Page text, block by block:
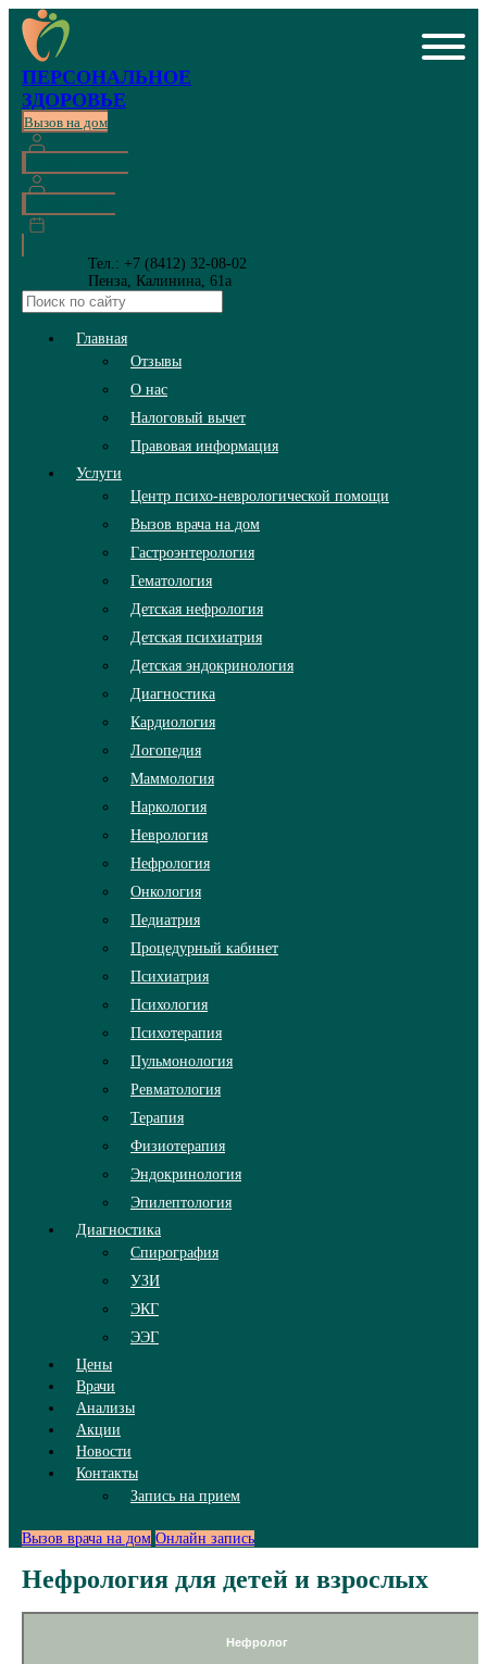
ПЕРСОНАЛЬНОЕ
ЗДОРОВЬЕ
Вызов на дом
Тел.: +7 (8412) 32-08-02
Пенза, Калинина, 61а
Главная
Отзывы
О нас
Налоговый вычет
Правовая информация
Услуги
Центр психо-неврологической помощи
Вызов врача на дом
Гастроэнтерология
Гематология
Детская нефрология
Детская психиатрия
Детская эндокринология
Диагностика
Кардиология
Логопедия
Маммология
Наркология
Неврология
Нефрология
Онкология
Педиатрия
Процедурный кабинет
Психиатрия
Психология
Психотерапия
Пульмонология
Ревматология
Терапия
Физиотерапия
Эндокринология
Эпилептология
Диагностика
Спирография
УЗИ
ЭКГ
ЭЭГ
Цены
Врачи
Анализы
Акции
Новости
Контакты
Запись на прием
Вызов врача на дом Онлайн запись
Нефрология для детей и взрослых
Нефролог